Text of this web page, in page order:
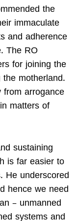
the
immaculate
and adherence
The RO
for joining the
motherland.
from arrogance
matters of
sustaining
is far easier to
He underscored
hence we need
– unmanned
systems and